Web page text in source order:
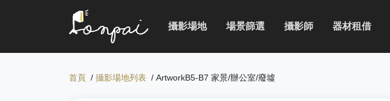
攝影場地 場景篩選 攝影師 器材租借
首頁 / 攝影場地列表 / ArtworkB5-B7 家景/辦公室/廢墟